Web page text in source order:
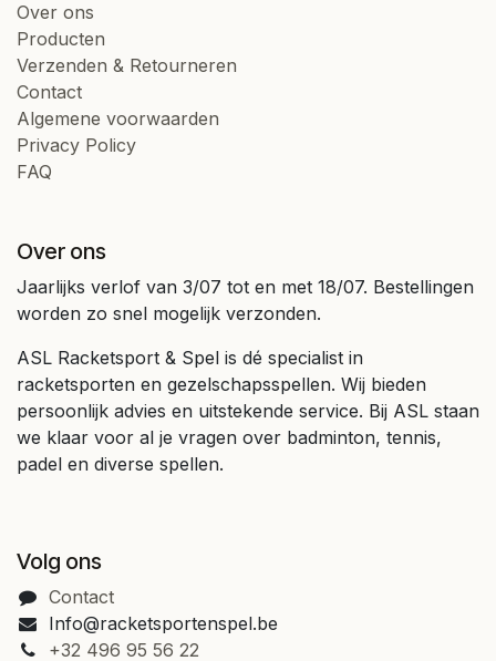
Over ons
Producten
Verzenden & Retourneren
Contact
Algemene voorwaarden
Privacy Policy
FAQ
Over ons
Jaarlijks verlof van 3/07 tot en met 18/07. Bestellingen
worden zo snel mogelijk verzonden.
ASL Racketsport & Spel is dé specialist in
racketsporten en gezelschapsspellen. Wij bieden
persoonlijk advies en uitstekende service. Bij ASL staan
we klaar voor al je vragen over badminton, tennis,
padel en diverse spellen.
Volg ons
Contact
Info@racketsportenspel.be
+32 496 95 56 22